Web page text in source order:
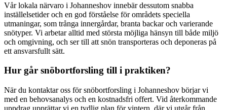
Vår lokala närvaro i Johanneshov innebär dessutom snabba
inställelsetider och en god förståelse för områdets speciella
utmaningar, som trånga innergårdar, branta backar och varierande
snötyper. Vi arbetar alltid med största möjliga hänsyn till både miljö
och omgivning, och ser till att snön transporteras och deponeras på
ett ansvarsfullt sätt.
Hur går snöbortforsling till i praktiken?
När du kontaktar oss för snöbortforsling i Johanneshov börjar vi
med en behovsanalys och en kostnadsfri offert. Vid återkommande